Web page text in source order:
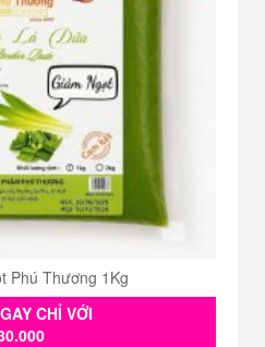
Phú Thương 1Kg
CHỈ VỚI